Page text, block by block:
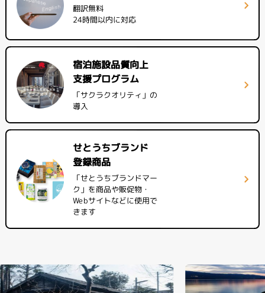
翻訳無料
24時間以内に対応
宿泊施設品質向上
支援プログラム
「サクラクオリティ」の
導入
せとうちブランド
登録商品
「せとうちブランドマー
ク」を商品や販促物・
Webサイトなどに使用で
きます